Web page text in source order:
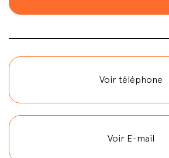
Voir téléphone
Voir E-mail